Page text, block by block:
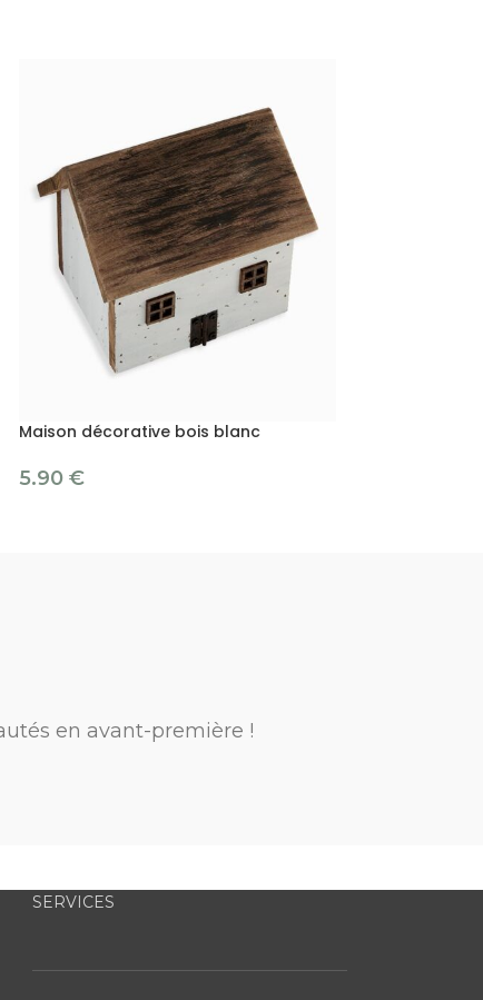
Maison décorative bois blanc
5.90 €
en avant-première !
SERVICES